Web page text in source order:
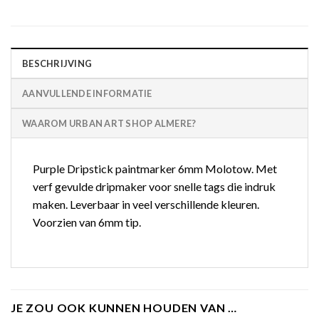
BESCHRIJVING
AANVULLENDE INFORMATIE
WAAROM URBAN ART SHOP ALMERE?
Purple Dripstick paintmarker 6mm Molotow. Met
verf gevulde dripmaker voor snelle tags die indruk
maken. Leverbaar in veel verschillende kleuren.
Voorzien van 6mm tip.
JE ZOU OOK KUNNEN HOUDEN VAN …